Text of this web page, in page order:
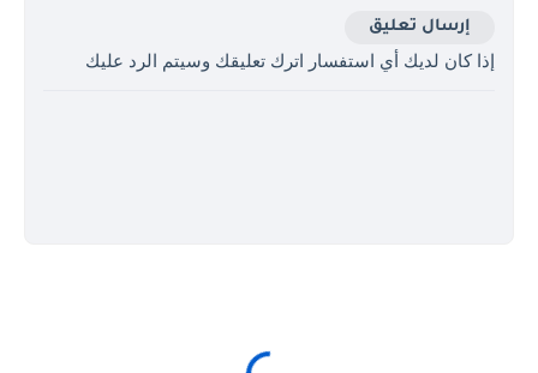
إرسال تعليق
إذا كان لديك أي استفسار اترك تعليقك وسيتم الرد عليك